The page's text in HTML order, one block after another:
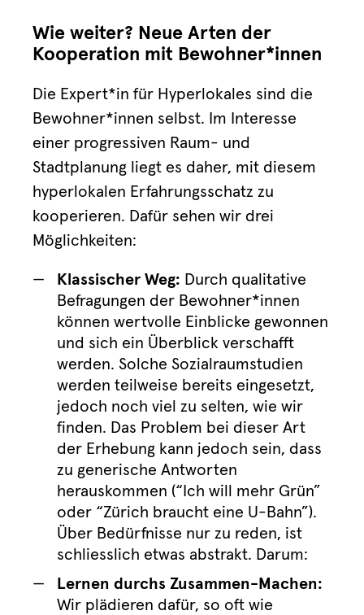
Wie weiter? Neue Arten der
Kooperation mit Bewohner*innen
Die Expert*in für Hyperlokales sind die
Bewohner*innen selbst. Im Interesse
einer progressiven Raum- und
Stadtplanung liegt es daher, mit diesem
hyperlokalen Erfahrungsschatz zu
kooperieren. Dafür sehen wir drei
Möglichkeiten:
Klassischer Weg: Durch qualitative
Befragungen der Bewohner*innen
können wertvolle Einblicke gewonnen
und sich ein Überblick verschafft
werden. Solche Sozialraumstudien
werden teilweise bereits eingesetzt,
jedoch noch viel zu selten, wie wir
finden. Das Problem bei dieser Art
der Erhebung kann jedoch sein, dass
zu generische Antworten
herauskommen (“Ich will mehr Grün”
oder “Zürich braucht eine U-Bahn”).
Über Bedürfnisse nur zu reden, ist
schliesslich etwas abstrakt. Darum:
Lernen durchs Zusammen-Machen:
Wir plädieren dafür, so oft wie